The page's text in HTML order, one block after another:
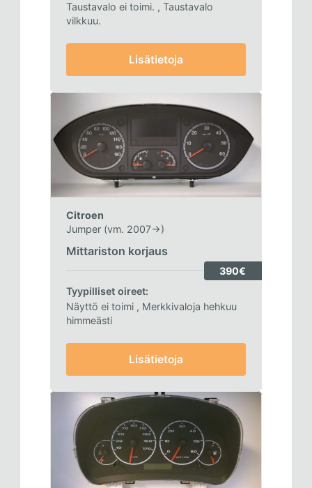
Taustavalo ei toimi. , Taustavalo
vilkkuu.
Lisätietoja
Citroen
Jumper (vm. 2007->)
Mittariston korjaus
390€
Tyypilliset oireet:
Näyttö ei toimi , Merkkivaloja hehkuu
himmeästi
Lisätietoja